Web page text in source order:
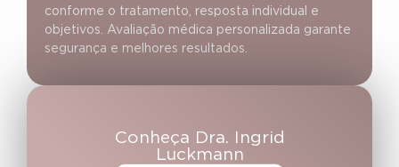
conforme o tratamento, resposta individual e
objetivos. Avaliação médica personalizada garante
segurança e melhores resultados.
Conheça Dra. Ingrid
Luckmann